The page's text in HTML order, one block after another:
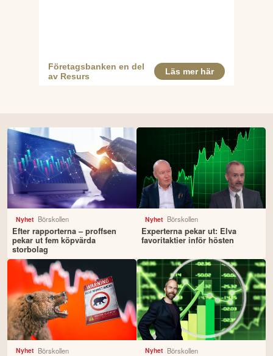
Nyhet Börskollen
Efter rapporterna – proffsen
pekar ut fem köpvärda
storbolag
Nyhet Börskollen
Experterna pekar ut: Elva
favoritaktier inför hösten
Nyhet Börskollen Nyhet Börskollen